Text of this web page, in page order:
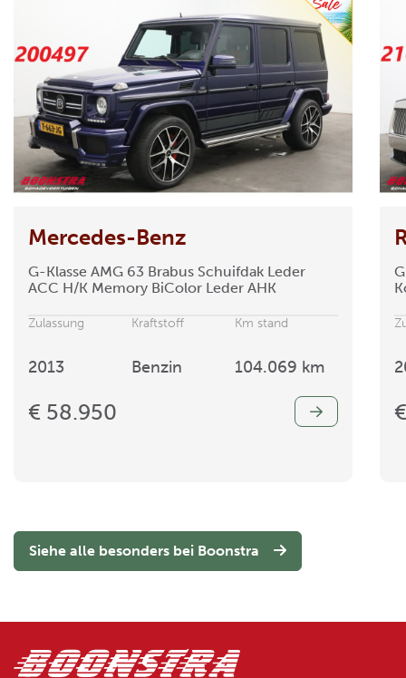
Mercedes-Benz
G-Klasse AMG 63 Brabus Schuifdak Leder
ACC H/K Memory BiColor Leder AHK
Zulassung
2013
Kraftstoff
Benzin
Km stand
104.069 km
€ 58.950
Siehe alle besonders bei Boonstra